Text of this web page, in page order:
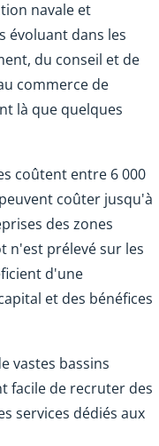
navale et
évoluant dans les
du conseil et de
commerce de
là que quelques
coûtent entre 6 000
coûter jusqu'à
des zones
n'est prélevé sur les
d'une
et des bénéfices
vastes bassins
facile de recruter des
services dédiés aux